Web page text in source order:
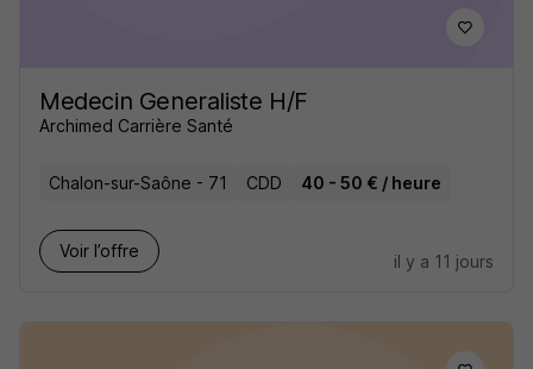
Medecin Generaliste H/F
Archimed Carrière Santé
Chalon-sur-Saône - 71 CDD 40 - 50 € / heure
Voir l’offre
il y a 11 jours